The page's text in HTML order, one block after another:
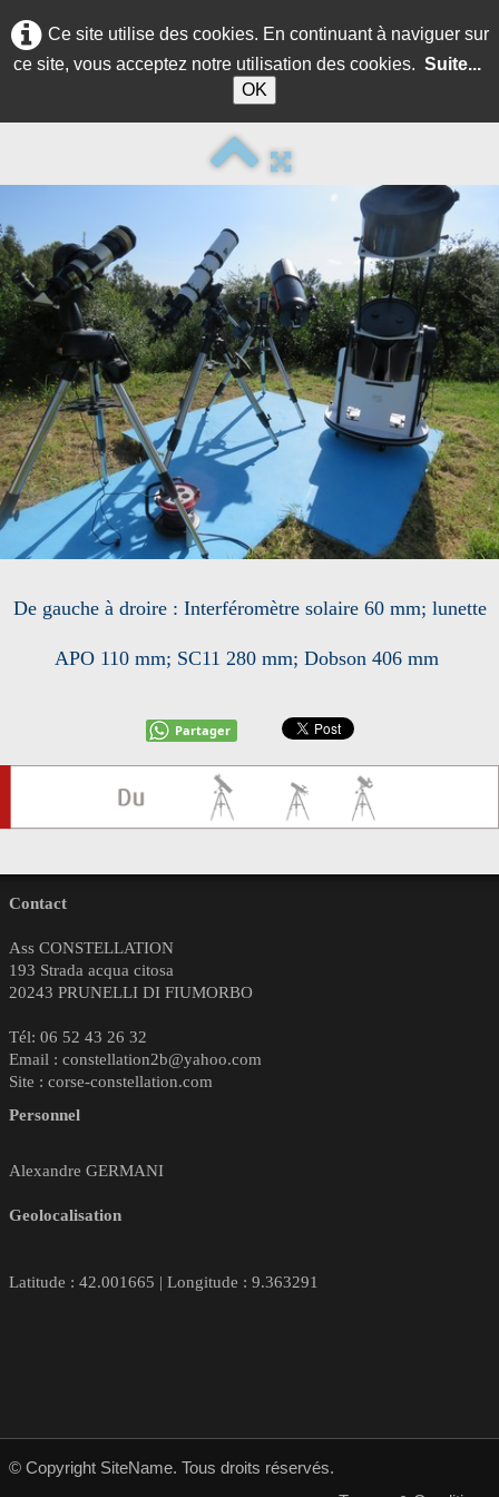
Ce site utilise des cookies. En continuant à naviguer sur
ce site, vous acceptez notre utilisation des cookies. Suite...
OK
De gauche à droire : Interféromètre solaire 60 mm; lunette
APO 110 mm; SC11 280 mm; Dobson 406 mm
Partager
Contact
Ass CONSTELLATION
193 Strada acqua citosa
20243 PRUNELLI DI FIUMORBO
Tél: 06 52 43 26 32
Email : constellation2b@yahoo.com
Site : corse-constellation.com
Personnel
Alexandre GERMANI
Geolocalisation
Latitude : 42.001665 | Longitude : 9.363291
© Copyright SiteName. Tous droits réservés.